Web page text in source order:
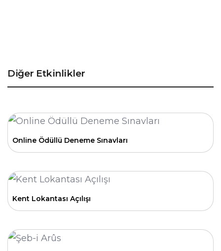
Diğer Etkinlikler
Online Ödüllü Deneme Sınavları
Kent Lokantası Açılışı